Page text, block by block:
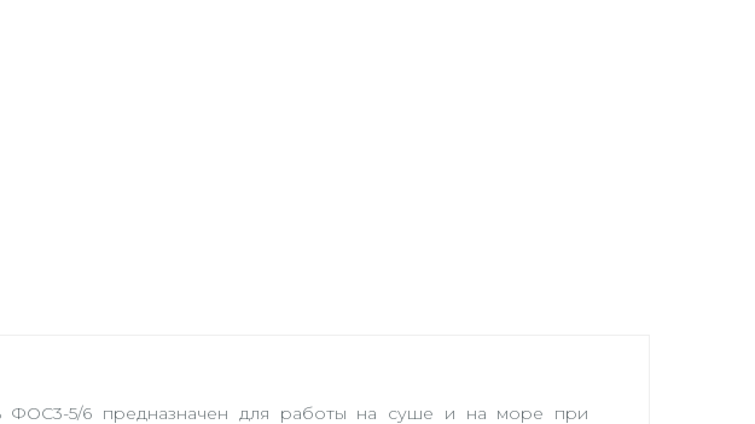
ФОС3-5/6 предназначен для работы на суше и на море при